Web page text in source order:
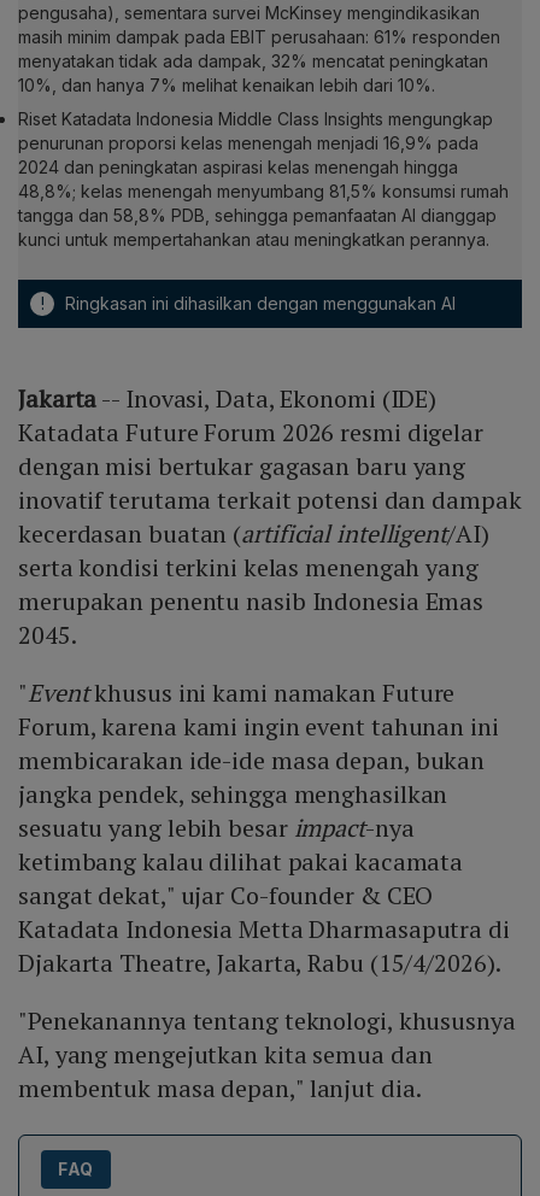
pengusaha), sementara survei McKinsey mengindikasikan
masih minim dampak pada EBIT perusahaan: 61% responden
menyatakan tidak ada dampak, 32% mencatat peningkatan
10%, dan hanya 7% melihat kenaikan lebih dari 10%.
Riset Katadata Indonesia Middle Class Insights mengungkap
penurunan proporsi kelas menengah menjadi 16,9% pada
2024 dan peningkatan aspirasi kelas menengah hingga
48,8%; kelas menengah menyumbang 81,5% konsumsi rumah
tangga dan 58,8% PDB, sehingga pemanfaatan AI dianggap
kunci untuk mempertahankan atau meningkatkan perannya.
! Ringkasan ini dihasilkan dengan menggunakan AI
Jakarta-- Inovasi, Data, Ekonomi (IDE)
Katadata Future Forum 2026 resmi digelar
dengan misi bertukar gagasan baru yang
inovatif terutama terkait potensi dan dampak
kecerdasan buatan (artificial intelligent/AI)
serta kondisi terkini kelas menengah yang
merupakan penentu nasib Indonesia Emas
2045.
"Eventkhusus ini kami namakan Future
Forum, karena kami ingin event tahunan ini
membicarakan ide-ide masa depan, bukan
jangka pendek, sehingga menghasilkan
sesuatu yang lebih besar impact-nya
ketimbang kalau dilihat pakai kacamata
sangat dekat," ujar Co-founder & CEO
Katadata Indonesia Metta Dharmasaputra di
Djakarta Theatre, Jakarta, Rabu (15/4/2026).
"Penekanannya tentang teknologi, khususnya
AI, yang mengejutkan kita semua dan
membentuk masa depan," lanjut dia.
FAQ